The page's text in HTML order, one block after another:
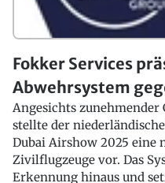
Fokker Services
Abwehrsystem
Angesichts zunehmender
stellte der
Dubai Airshow 2025 eine
Zivilflugzeuge vor. Das
Erkennung hinaus und